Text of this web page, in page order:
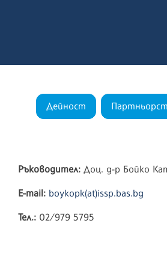
Дейност
Ръководител: Доц. д-р Бойко
E-mail: boykopk(at)issp.bas.bg
Тел.: 02/979 5795